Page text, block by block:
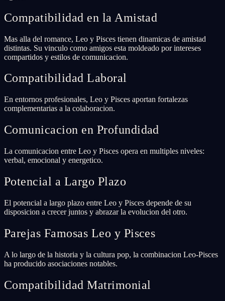
Compatibilidad en la Amistad
Mas alla del romance, Leo y Pisces tienen dinamicas de amistad
distintas. Su vinculo como amigos esta moldeado por intereses
compartidos y estilos de comunicacion.
Compatibilidad Laboral
En entornos profesionales, Leo y Pisces aportan fortalezas
complementarias a la colaboracion.
Comunicacion en Profundidad
La comunicacion entre Leo y Pisces opera en multiples niveles:
verbal, emocional y energetico.
Potencial a Largo Plazo
El potencial a largo plazo entre Leo y Pisces depende de su
disposicion a crecer juntos y abrazar la evolucion del otro.
Parejas Famosas Leo y Pisces
A lo largo de la historia y la cultura pop, la combinacion Leo-Pisces
ha producido asociaciones notables.
Compatibilidad Matrimonial